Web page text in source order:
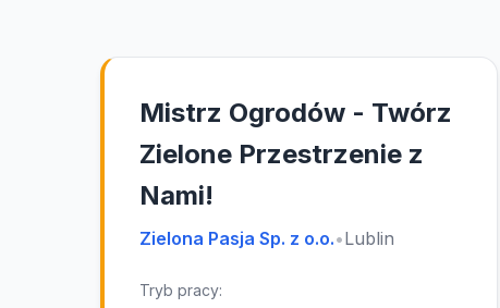
Mistrz Ogrodów - Twórz
Zielone Przestrzenie z
Nami!
Zielona Pasja Sp. z o.o.•Lublin
Tryb pracy: